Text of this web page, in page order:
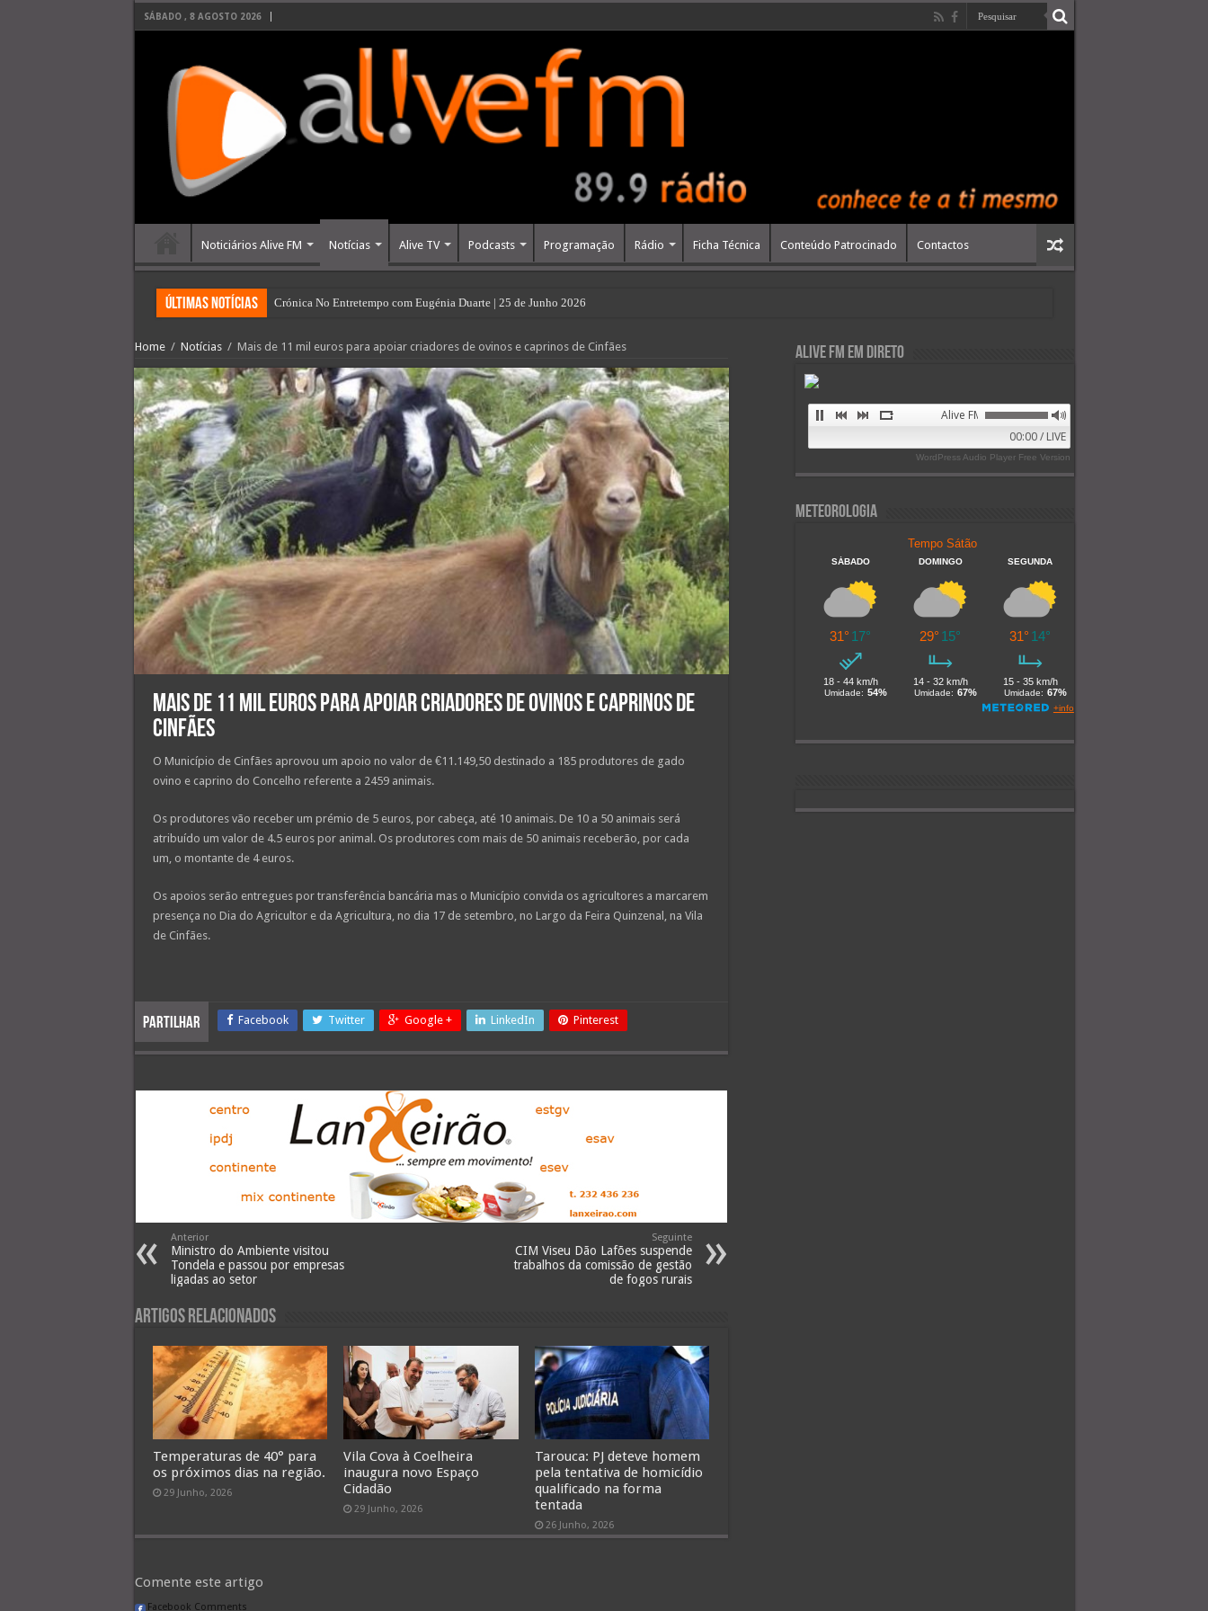
SÁBADO , 8 AGOSTO 2026
Noticiários Alive FM Notícias Alive TV Podcasts Programação Rádio Ficha Técnica Conteúdo Patrocinado Contactos
últimas Notícias Crónica No Entretempo com Eugénia Duarte | 25 de Junho 2026
Home / Notícias / Mais de 11 mil euros para apoiar criadores de ovinos e caprinos de Cinfães
Mais de 11 mil euros para apoiar criadores de ovinos e caprinos de
Cinfães
O Município de Cinfães aprovou um apoio no valor de €11.149,50 destinado a 185 produtores de gado
ovino e caprino do Concelho referente a 2459 animais.
Os produtores vão receber um prémio de 5 euros, por cabeça, até 10 animais. De 10 a 50 animais será
atribuído um valor de 4.5 euros por animal. Os produtores com mais de 50 animais receberão, por cada
um, o montante de 4 euros.
Os apoios serão entregues por transferência bancária mas o Município convida os agricultores a marcarem
presença no Dia do Agricultor e da Agricultura, no dia 17 de setembro, no Largo da Feira Quinzenal, na Vila
de Cinfães.
Partilhar Facebook Twitter Google + LinkedIn Pinterest
Anterior
Ministro do Ambiente visitou
Tondela e passou por empresas
ligadas ao setor
Seguinte
CIM Viseu Dão Lafões suspende
trabalhos da comissão de gestão
de fogos rurais
Artigos Relacionados
Temperaturas de 40° para
os próximos dias na região.
29 Junho, 2026
Vila Cova à Coelheira
inaugura novo Espaço
Cidadão
29 Junho, 2026
Tarouca: PJ deteve homem
pela tentativa de homicídio
qualificado na forma
tentada
26 Junho, 2026
Comente este artigo
Facebook Comments
Alive FM em Direto
Alive FM 89.9
00:00 / LIVE
WordPress Audio Player Free Version
Meteorologia